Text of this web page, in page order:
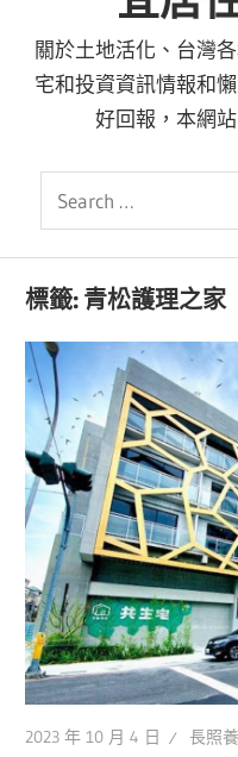
關於土地活化、台灣
宅和投資資訊情報和
好回報，本網
標籤: 青松護理之家
2023 年 10 月 4 日 長照